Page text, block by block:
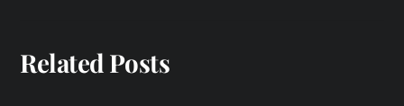
Related Posts